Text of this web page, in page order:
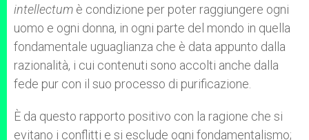
intellectum è condizione per poter raggiungere ogni
uomo e ogni donna, in ogni parte del mondo in quella
fondamentale uguaglianza che è data appunto dalla
razionalità, i cui contenuti sono accolti anche dalla
fede pur con il suo processo di purificazione.
È da questo rapporto positivo con la ragione che si
evitano i conflitti e si esclude ogni fondamentalismo;